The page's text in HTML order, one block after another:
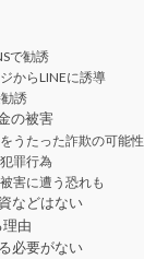
で勧誘
からLINEに誘導
誘
の被害
うたった詐欺の可能性
罪行為
害に遭う恐れも
などはない
由
必要がない